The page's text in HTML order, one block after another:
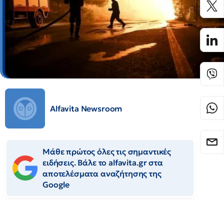
Alfavita Newsroom
Μάθε πρώτος όλες τις σημαντικές
ειδήσεις. Βάλε το alfavita.gr στα
αποτελέσματα αναζήτησης της
Google